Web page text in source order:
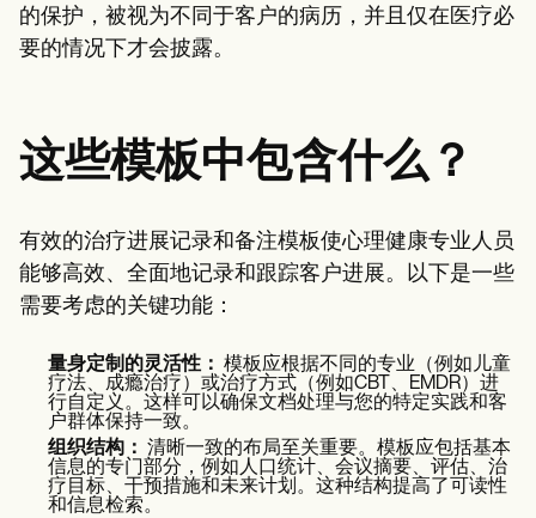
的保护，被视为不同于客户的病历，并且仅在医疗必
要的情况下才会披露。
这些模板中包含什么？
有效的治疗进展记录和备注模板使心理健康专业人员
能够高效、全面地记录和跟踪客户进展。以下是一些
需要考虑的关键功能：
量身定制的灵活性： 模板应根据不同的专业（例如儿童
疗法、成瘾治疗）或治疗方式（例如CBT、EMDR）进
行自定义。这样可以确保文档处理与您的特定实践和客
户群体保持一致。
组织结构： 清晰一致的布局至关重要。模板应包括基本
信息的专门部分，例如人口统计、会议摘要、评估、治
疗目标、干预措施和未来计划。这种结构提高了可读性
和信息检索。